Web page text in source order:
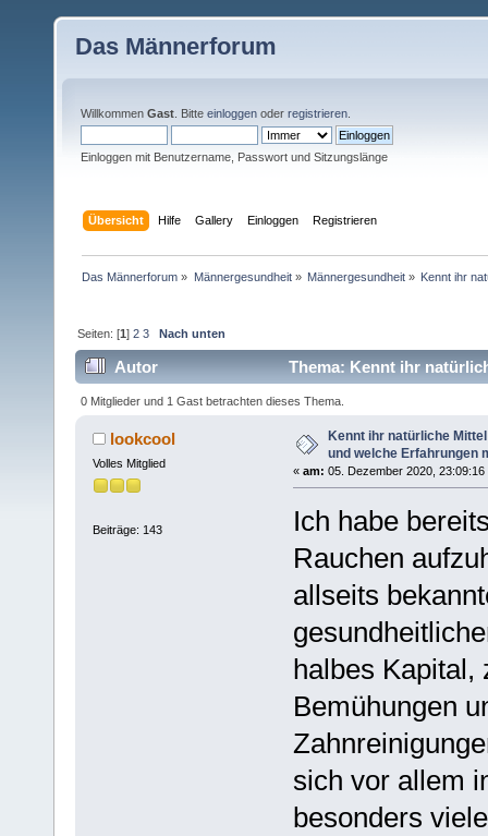
Das Männerforum
Willkommen Gast . Bitte einloggen oder registrieren
Einloggen mit Benutzername, Passwort und Sitzungslänge
Übersicht Hilfe Gallery Einloggen Registrieren
Das Männerforum » Männergesundheit» Männergesundheit» Kennt ihr
Seiten: [1]2 3 Nach unten
Autor
Thema: Kennt ihr
ihr (Gelesen 15886 mal)
0 Mitglieder und 1 Gast betrachten dieses Thema.
lookcool
Volles Mitglied
Beiträge: 143
Kennt ihr natürliche
und welche Erfahrungen
« am: 05. Dezember 2020, 23:09:16
Ich habe
Rauchen
allseits
halbes Kapital,
Bemühungen
sich vor allem
besonders